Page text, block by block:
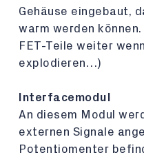
Gehäuse eingebaut,
warm werden
FET-Teile weiter
explodieren…)
Interfacemodul
An diesem Modul
externen Signale
Potentiomenter